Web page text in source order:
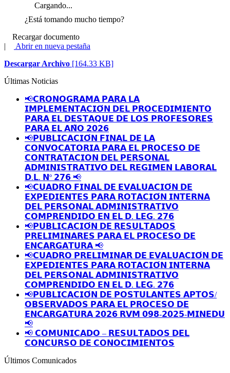
Cargando...
¿Está tomando mucho tiempo?
Recargar documento
|
Abrir en nueva pestaña
Descargar Archivo [164.33 KB]
Últimas Noticias
📢𝗖𝗥𝗢𝗡𝗢𝗚𝗥𝗔𝗠𝗔 𝗣𝗔𝗥𝗔 𝗟𝗔
𝗜𝗠𝗣𝗟𝗘𝗠𝗘𝗡𝗧𝗔𝗖𝗜𝗢́𝗡 𝗗𝗘𝗟 𝗣𝗥𝗢𝗖𝗘𝗗𝗜𝗠𝗜𝗘𝗡𝗧𝗢
𝗣𝗔𝗥𝗔 𝗘𝗟 𝗗𝗘𝗦𝗧𝗔𝗤𝗨𝗘 𝗗𝗘 𝗟𝗢𝗦 𝗣𝗥𝗢𝗙𝗘𝗦𝗢𝗥𝗘𝗦
𝗣𝗔𝗥𝗔 𝗘𝗟 𝗔𝗡̃𝗢 𝟮𝟬𝟮𝟲
📢𝗣𝗨𝗕𝗟𝗜𝗖𝗔𝗖𝗜𝗢́𝗡 𝗙𝗜𝗡𝗔𝗟 𝗗𝗘 𝗟𝗔
𝗖𝗢𝗡𝗩𝗢𝗖𝗔𝗧𝗢𝗥𝗜𝗔 𝗣𝗔𝗥𝗔 𝗘𝗟 𝗣𝗥𝗢𝗖𝗘𝗦𝗢 𝗗𝗘
𝗖𝗢𝗡𝗧𝗥𝗔𝗧𝗔𝗖𝗜𝗢𝗡 𝗗𝗘𝗟 𝗣𝗘𝗥𝗦𝗢𝗡𝗔𝗟
𝗔𝗗𝗠𝗜𝗡𝗜𝗦𝗧𝗥𝗔𝗧𝗜𝗩𝗢 𝗗𝗘𝗟 𝗥𝗘𝗚𝗜𝗠𝗘𝗡 𝗟𝗔𝗕𝗢𝗥𝗔𝗟
𝗗.𝗟. 𝗡º 𝟮𝟳𝟲 📢
📢𝗖𝗨𝗔𝗗𝗥𝗢 𝗙𝗜𝗡𝗔𝗟 𝗗𝗘 𝗘𝗩𝗔𝗟𝗨𝗔𝗖𝗜𝗢́𝗡 𝗗𝗘
𝗘𝗫𝗣𝗘𝗗𝗜𝗘𝗡𝗧𝗘𝗦 𝗣𝗔𝗥𝗔 𝗥𝗢𝗧𝗔𝗖𝗜𝗢́𝗡 𝗜𝗡𝗧𝗘𝗥𝗡𝗔
𝗗𝗘𝗟 𝗣𝗘𝗥𝗦𝗢𝗡𝗔𝗟 𝗔𝗗𝗠𝗜𝗡𝗜𝗦𝗧𝗥𝗔𝗧𝗜𝗩𝗢
𝗖𝗢𝗠𝗣𝗥𝗘𝗡𝗗𝗜𝗗𝗢 𝗘𝗡 𝗘𝗟 𝗗. 𝗟𝗘𝗚. 𝟮𝟳𝟲
📢𝗣𝗨𝗕𝗟𝗜𝗖𝗔𝗖𝗜𝗢́𝗡 𝗗𝗘 𝗥𝗘𝗦𝗨𝗟𝗧𝗔𝗗𝗢𝗦
𝗣𝗥𝗘𝗟𝗜𝗠𝗜𝗡𝗔𝗥𝗘𝗦 𝗣𝗔𝗥𝗔 𝗘𝗟 𝗣𝗥𝗢𝗖𝗘𝗦𝗢 𝗗𝗘
𝗘𝗡𝗖𝗔𝗥𝗚𝗔𝗧𝗨𝗥𝗔 📢
📢𝗖𝗨𝗔𝗗𝗥𝗢 𝗣𝗥𝗘𝗟𝗜𝗠𝗜𝗡𝗔𝗥 𝗗𝗘 𝗘𝗩𝗔𝗟𝗨𝗔𝗖𝗜𝗢́𝗡 𝗗𝗘
𝗘𝗫𝗣𝗘𝗗𝗜𝗘𝗡𝗧𝗘𝗦 𝗣𝗔𝗥𝗔 𝗥𝗢𝗧𝗔𝗖𝗜𝗢́𝗡 𝗜𝗡𝗧𝗘𝗥𝗡𝗔
𝗗𝗘𝗟 𝗣𝗘𝗥𝗦𝗢𝗡𝗔𝗟 𝗔𝗗𝗠𝗜𝗡𝗜𝗦𝗧𝗥𝗔𝗧𝗜𝗩𝗢
𝗖𝗢𝗠𝗣𝗥𝗘𝗡𝗗𝗜𝗗𝗢 𝗘𝗡 𝗘𝗟 𝗗. 𝗟𝗘𝗚. 𝟮𝟳𝟲
📢𝗣𝗨𝗕𝗟𝗜𝗖𝗔𝗖𝗜𝗢́𝗡 𝗗𝗘 𝗣𝗢𝗦𝗧𝗨𝗟𝗔𝗡𝗧𝗘𝗦 𝗔𝗣𝗧𝗢𝗦/
𝗢𝗕𝗦𝗘𝗥𝗩𝗔𝗗𝗢𝗦 𝗣𝗔𝗥𝗔 𝗘𝗟 𝗣𝗥𝗢𝗖𝗘𝗦𝗢 𝗗𝗘
𝗘𝗡𝗖𝗔𝗥𝗚𝗔𝗧𝗨𝗥𝗔 𝟮𝟬𝟮𝟲 𝗥𝗩𝗠 𝟬𝟵𝟴-𝟮𝟬𝟮𝟱-𝗠𝗜𝗡𝗘𝗗𝗨
📢
📢 𝗖𝗢𝗠𝗨𝗡𝗜𝗖𝗔𝗗𝗢 – 𝗥𝗘𝗦𝗨𝗟𝗧𝗔𝗗𝗢𝗦 𝗗𝗘𝗟
𝗖𝗢𝗡𝗖𝗨𝗥𝗦𝗢 𝗗𝗘 𝗖𝗢𝗡𝗢𝗖𝗜𝗠𝗜𝗘𝗡𝗧𝗢𝗦
Últimos Comunicados